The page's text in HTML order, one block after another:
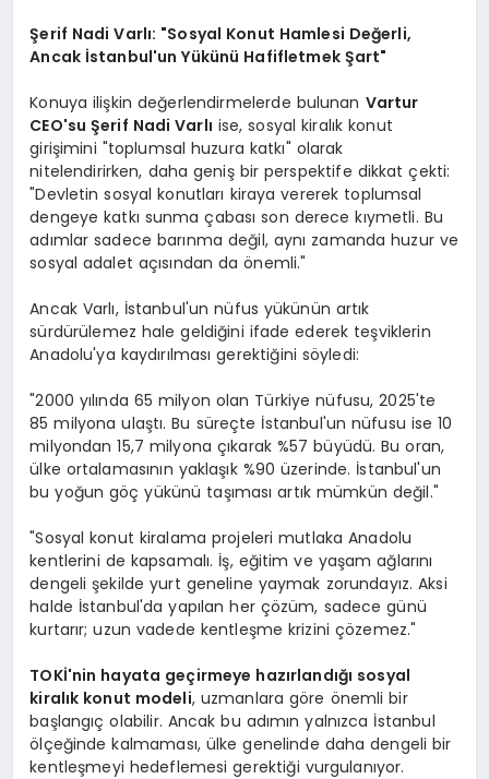
Şerif Nadi Varlı: "Sosyal Konut Hamlesi Değerli,
Ancak İstanbul'un Yükünü Hafifletmek Şart"
Konuya ilişkin değerlendirmelerde bulunan Vartur
CEO'su Şerif Nadi Varlı ise, sosyal kiralık konut
girişimini "toplumsal huzura katkı" olarak
nitelendirirken, daha geniş bir perspektife dikkat çekti:
"Devletin sosyal konutları kiraya vererek toplumsal
dengeye katkı sunma çabası son derece kıymetli. Bu
adımlar sadece barınma değil, aynı zamanda huzur ve
sosyal adalet açısından da önemli."
Ancak Varlı, İstanbul'un nüfus yükünün artık
sürdürülemez hale geldiğini ifade ederek teşviklerin
Anadolu'ya kaydırılması gerektiğini söyledi:
"2000 yılında 65 milyon olan Türkiye nüfusu, 2025'te
85 milyona ulaştı. Bu süreçte İstanbul'un nüfusu ise 10
milyondan 15,7 milyona çıkarak %57 büyüdü. Bu oran,
ülke ortalamasının yaklaşık %90 üzerinde. İstanbul'un
bu yoğun göç yükünü taşıması artık mümkün değil."
"Sosyal konut kiralama projeleri mutlaka Anadolu
kentlerini de kapsamalı. İş, eğitim ve yaşam ağlarını
dengeli şekilde yurt geneline yaymak zorundayız. Aksi
halde İstanbul'da yapılan her çözüm, sadece günü
kurtarır; uzun vadede kentleşme krizini çözemez."
TOKİ'nin hayata geçirmeye hazırlandığı sosyal
kiralık konut modeli, uzmanlara göre önemli bir
başlangıç olabilir. Ancak bu adımın yalnızca İstanbul
ölçeğinde kalmaması, ülke genelinde daha dengeli bir
kentleşmeyi hedeflemesi gerektiği vurgulanıyor.